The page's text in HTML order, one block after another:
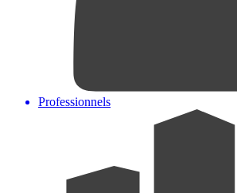
Professionnels